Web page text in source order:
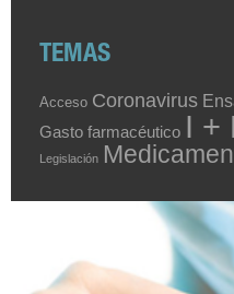
TEMAS
Acceso Coronavirus
Gasto farmacéutico I +
Legislación